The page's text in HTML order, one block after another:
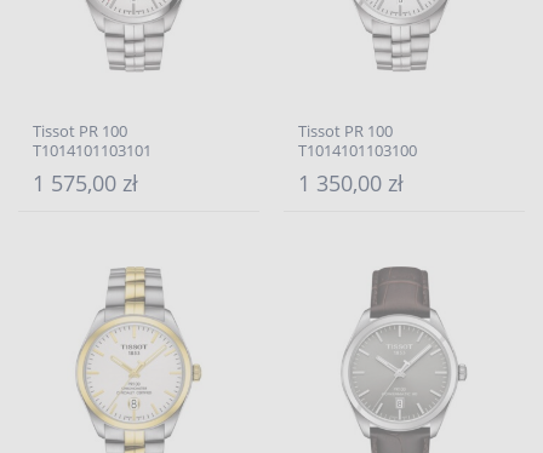
Tissot PR 100
T1014101103101
1 575,00 zł
Tissot PR 100
T1014101103100
1 350,00 zł